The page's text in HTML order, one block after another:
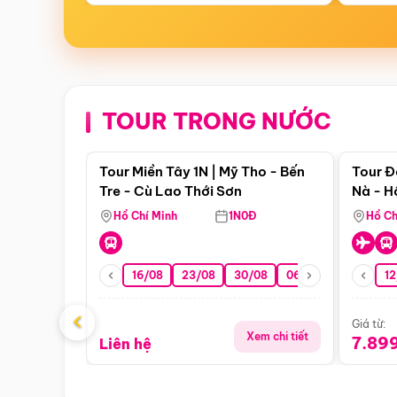
TOUR TRONG NƯỚC
Điểm nổi bật
Tour Miền Tây 1N | Mỹ Tho - Bến
Tre - Cù Lao Thới Sơn
Hồ Chí Minh 1N0Đ
16/08 23/08 30/08 06/09 13/09
Liên hệ Xem chi tiết
Tour
Nà -
Nha
Hồ
Giá từ:
‹